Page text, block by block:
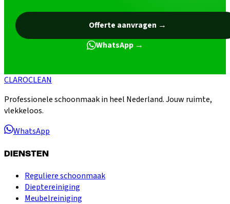
Offerte aanvragen →
WhatsApp →
CLAROCLEAN
Professionele schoonmaak in heel Nederland. Jouw ruimte,
vlekkeloos.
WhatsApp
DIENSTEN
Reguliere schoonmaak
Dieptereiniging
Meubelreiniging